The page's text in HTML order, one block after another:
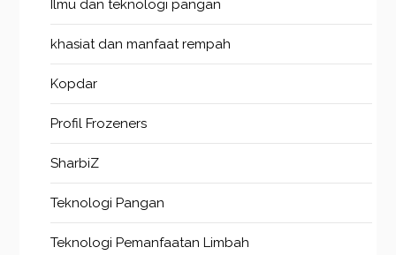
Ilmu dan teknologi pangan
khasiat dan manfaat rempah
Kopdar
Profil Frozeners
SharbiZ
Teknologi Pangan
Teknologi Pemanfaatan Limbah